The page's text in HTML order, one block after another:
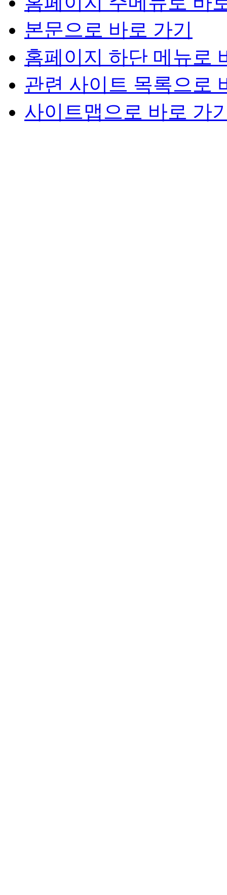
본문으로 바로 가기
홈페이지 하단 메뉴로
관련 사이트 목록으로
사이트맵으로 바로 가